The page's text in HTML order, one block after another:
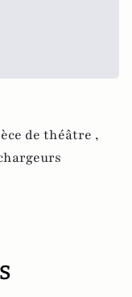
de théâtre ,